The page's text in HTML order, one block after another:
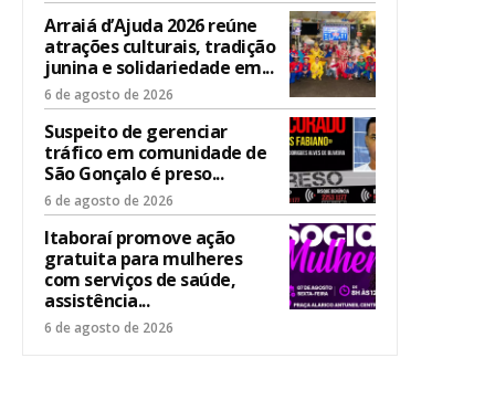
Arraiá d’Ajuda 2026 reúne
atrações culturais, tradição
junina e solidariedade em...
6 de agosto de 2026
Suspeito de gerenciar
tráfico em comunidade de
São Gonçalo é preso...
6 de agosto de 2026
Itaboraí promove ação
gratuita para mulheres
com serviços de saúde,
assistência...
6 de agosto de 2026